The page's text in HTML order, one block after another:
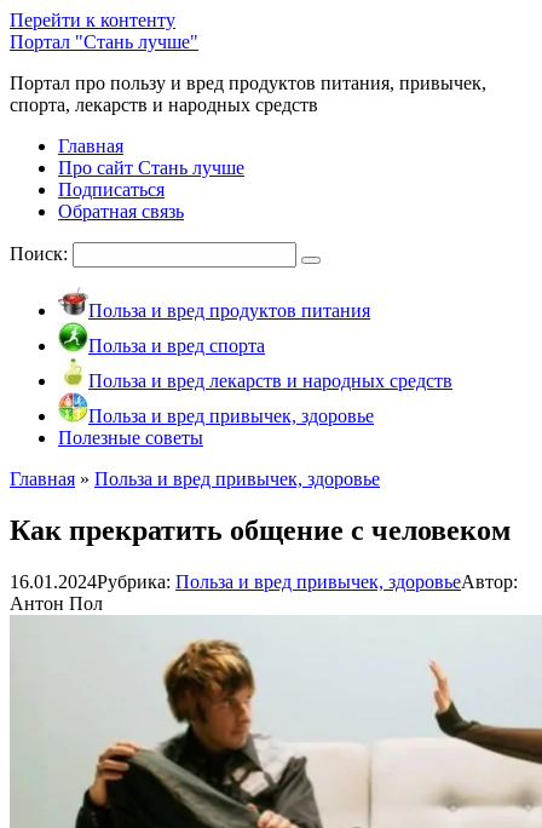
Перейти к контенту
Портал "Стань лучше"
Портал про пользу и вред продуктов питания, привычек,
спорта, лекарств и народных средств
Главная
Про сайт Стань лучше
Подписаться
Обратная связь
Поиск:
Польза и вред продуктов питания
Польза и вред спорта
Польза и вред лекарств и народных средств
Польза и вред привычек, здоровье
Полезные советы
Главная » Польза и вред привычек, здоровье
Как прекратить общение с человеком
16.01.2024Рубрика: Польза и вред привычек, здоровьеАвтор:
Антон Пол